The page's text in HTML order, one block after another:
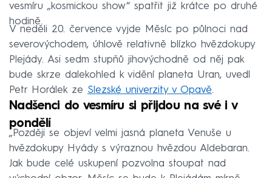
vesmíru „kosmickou show“ spatřit již krátce po druhé
hodině.
V neděli 20. července vyjde Měsíc po půlnoci nad
severovýchodem, úhlově relativně blízko hvězdokupy
Plejády. Asi sedm stupňů jihovýchodně od něj pak
bude skrze dalekohled k vidění planeta Uran, uvedl
Petr Horálek ze Slezské univerzity v Opavě.
Nadšenci do vesmíru si přijdou na své i v
pondělí
„Později se objeví velmi jasná planeta Venuše u
hvězdokupy Hyády s výraznou hvězdou Aldebaran.
Jak bude celé uskupení pozvolna stoupat nad